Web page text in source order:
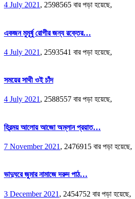
4 July 2021, 2598565 বার পড়া হয়েছে,
একজন মুমূর্ষু রোগীর জন্য রক্তের…
4 July 2021 , 2593541 বার পড়া হয়েছে,
সময়ের সাথী ওই চাঁদ
4 July 2021, 2588557 বার পড়া হয়েছে,
হিরন্ময় আলোয় আজো অম্লান প্রয়াত…
7 November 2021 , 2476915 বার পড়া হয়েছে,
ভাদুঘরে জুমার নামাজে দরুদ পাঠ…
3 December 2021 , 2454752 বার পড়া হয়েছে,